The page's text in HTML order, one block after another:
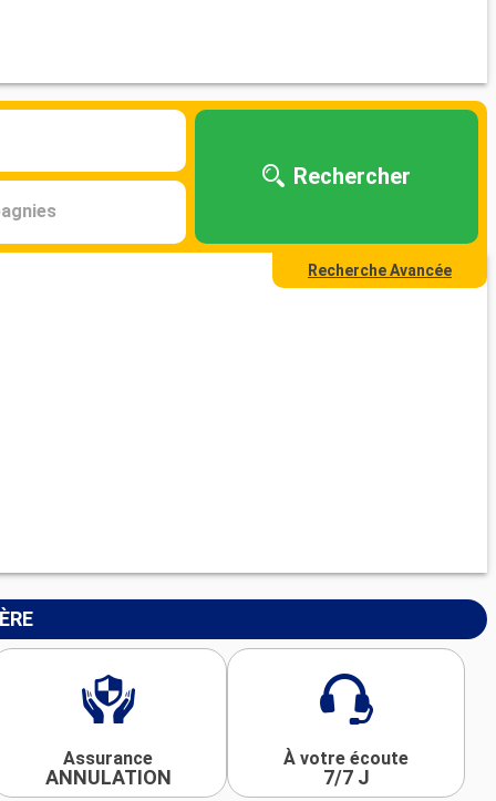
Rechercher
Recherche Avancée
Assurance
ANNULATION
À votre écoute
7/7 J